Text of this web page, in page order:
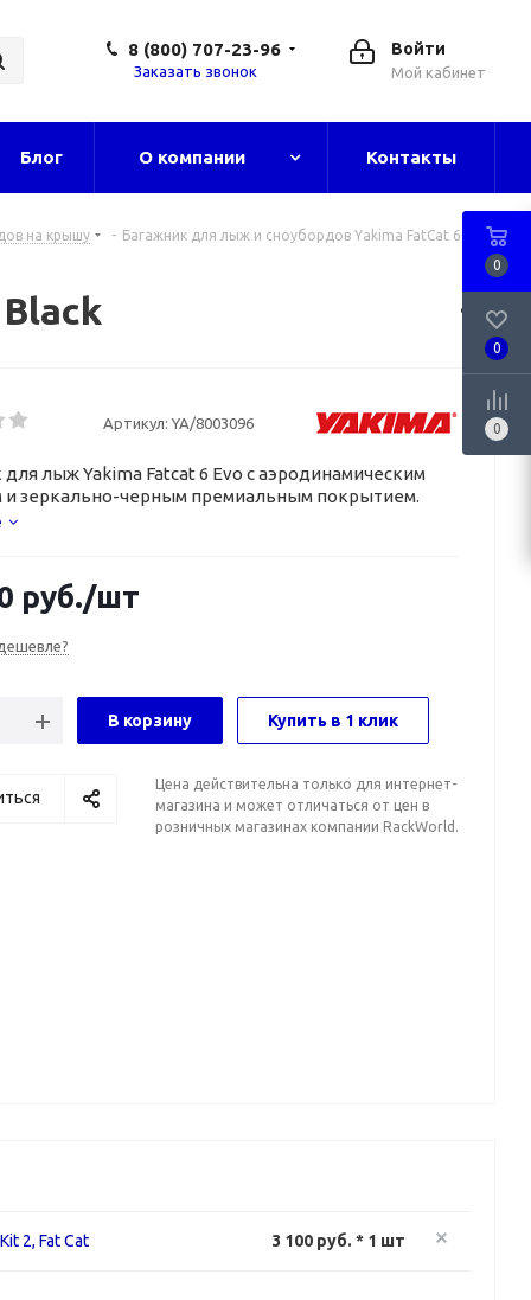
Войти
Мой кабинет
8 (800) 707-23-96
Заказать звонок
Блог О компании Контакты
на крышу - Багажник для лыж и сноубордов Yakima FatCat 6 EVO
Артикул: YA/8003096
для лыж Yakima Fatcat 6 Evo с аэродинамическим
и зеркально-черным премиальным покрытием.
руб./шт
В корзину Купить в 1 клик
Цена действительна только для интернет-
магазина и может отличаться от цен в
розничных магазинах компании RackWorld.
2, Fat Cat 3 100 руб. * 1 шт
0
0
0